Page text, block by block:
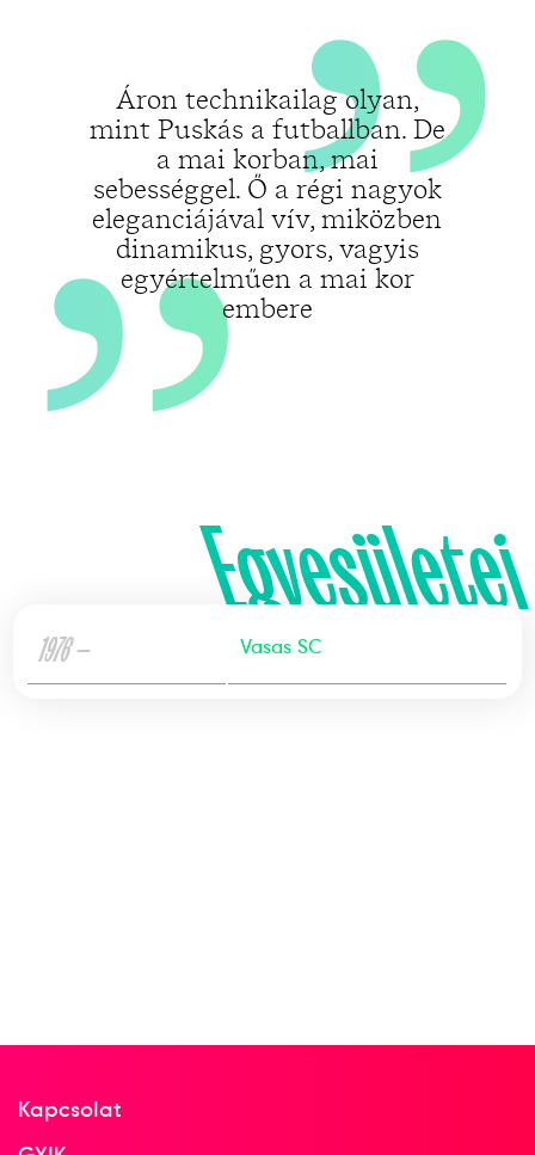
Áron technikailag olyan,
mint Puskás a futballban. De
a mai korban, mai
sebességgel. Ő a régi nagyok
eleganciájával vív, miközben
dinamikus, gyors, vagyis
egyértelműen a mai kor
embere
„
Egyesületei
1976 — Vasas SC
Kapcsolat